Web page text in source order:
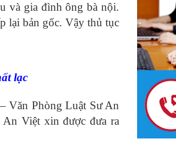
và gia đình ông bà nội.
lại bản gốc. Vậy thủ tục
lạc
Văn Phòng Luật Sư An
Việt xin được đưa ra